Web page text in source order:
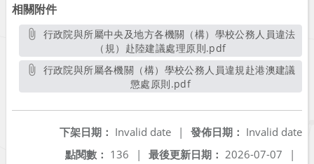
相關附件
（規）赴陸建議處理原則.pdf另開新視窗
懲處原則.pdf另開新視窗
發佈日期： Invalid date
下架日期： Invalid date
|
最後更新日期： 2026-07-07 |
點閱數： 136 |